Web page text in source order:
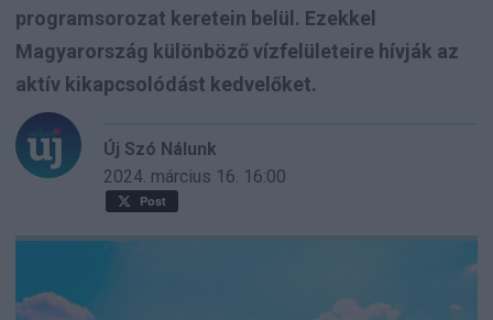
programsorozat keretein belül. Ezekkel
Magyarország különböző vízfelületeire hívják az
aktív kikapcsolódást kedvelőket.
Új Szó Nálunk
2024. március 16. 16:00
Post